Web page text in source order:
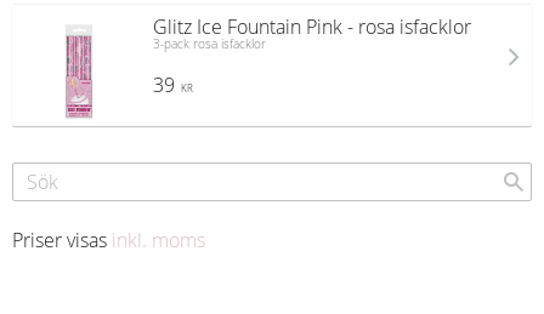
Glitz Ice Fountain Pink - rosa isfacklor
3-pack rosa isfacklor
39 KR
Priser visas inkl. moms